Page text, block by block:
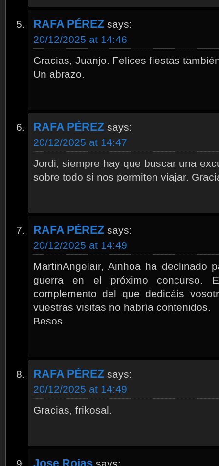
RAFA PÉREZ says:
20/12/2025 at 14:46
Gracias, Juanjo. Felices fiestas
Un abrazo.
RAFA PÉREZ says:
20/12/2025 at 14:47
Jordi, siempre hay que buscar una
sobre todo si nos permiten viajar.
RAFA PÉREZ says:
20/12/2025 at 14:49
MartinAngelair, Ainhoa ha declinado
guerra en el próximo concurso.
complemento del que dedicáis
vuestras visitas no habría contenidos.
Besos.
RAFA PÉREZ says:
20/12/2025 at 14:49
Gracias, frikosal.
Jose Rojas says: